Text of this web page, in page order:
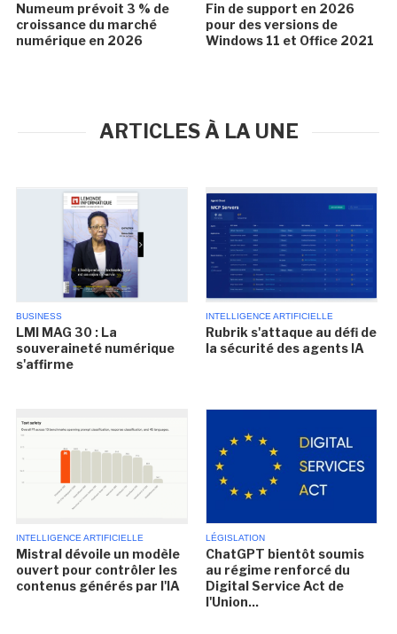
Numeum prévoit 3 % de
croissance du marché
numérique en 2026
Fin de support en 2026
pour des versions de
Windows 11 et Office 2021
ARTICLES À LA UNE
BUSINESS
LMI MAG 30 : La
souveraineté numérique
s'affirme
INTELLIGENCE ARTIFICIELLE
Rubrik s'attaque au défi de
la sécurité des agents IA
INTELLIGENCE ARTIFICIELLE
Mistral dévoile un modèle
ouvert pour contrôler les
contenus générés par l'IA
LÉGISLATION
ChatGPT bientôt soumis
au régime renforcé du
Digital Service Act de
l'Union...